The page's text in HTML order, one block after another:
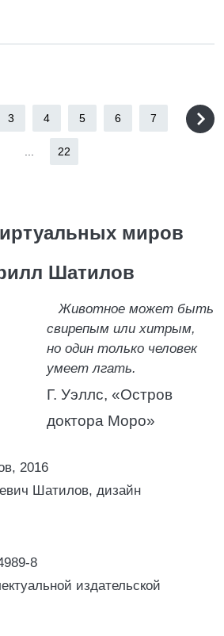
3 4 5 6 7
22
миров
Шатилов
Животное может быть
свирепым или хитрым,
но один только человек
умеет лгать.
Г. Уэллс, «Остров
доктора Моро»
2016
Шатилов, дизайн
8
издательской